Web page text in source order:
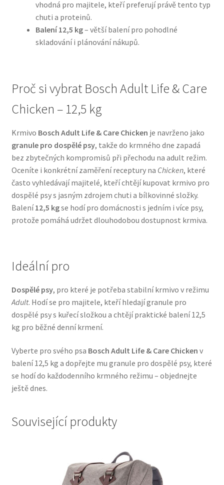
Konzervy a kapsičky pro psy
N&D Farmina pro psy — Italské holistic krmivo
Pamlsky pro psy
Pelíšky pro psy
Ortopedické pelíšky
Přepravky pro psy
Purizon pro psy — Vysoký obsah masa, bez obilovin
Royal Canin pro psy
Vodítka a obojky
Wolf of Wilderness
vhodná pro majitele, kteří preferují právě tento typ
chuti a proteinů.
Balení 12,5 kg– větší balení pro pohodlné
skladování i plánování nákupů.
Proč si vybrat Bosch Adult Life & Care
Chicken – 12,5 kg
Krmivo Bosch Adult Life & Care Chicken je navrženo jako
granule pro dospělé psy, takže do krmného dne zapadá
bez zbytečných kompromisů při přechodu na adult režim.
Oceníte i konkrétní zaměření receptury na Chicken, které
často vyhledávají majitelé, kteří chtějí kupovat krmivo pro
dospělé psy s jasným zdrojem chuti a bílkovinné složky.
Balení12,5 kgse hodí pro domácnosti s jedním i více psy,
protože pomáhá udržet dlouhodobou dostupnost krmiva.
Ideální pro
Dospělé psy, pro které je potřeba stabilní krmivo v režimu
Adult. Hodí se pro majitele, kteří hledají granule pro
dospělé psy s kuřecí složkou a chtějí praktické balení 12,5
kg pro běžné denní krmení.
Vyberte pro svého psa Bosch Adult Life & Care Chicken v
balení 12,5 kg a dopřejte mu granule pro dospělé psy, které
se hodí do každodenního krmného režimu – objednejte
ještě dnes.
Související produkty